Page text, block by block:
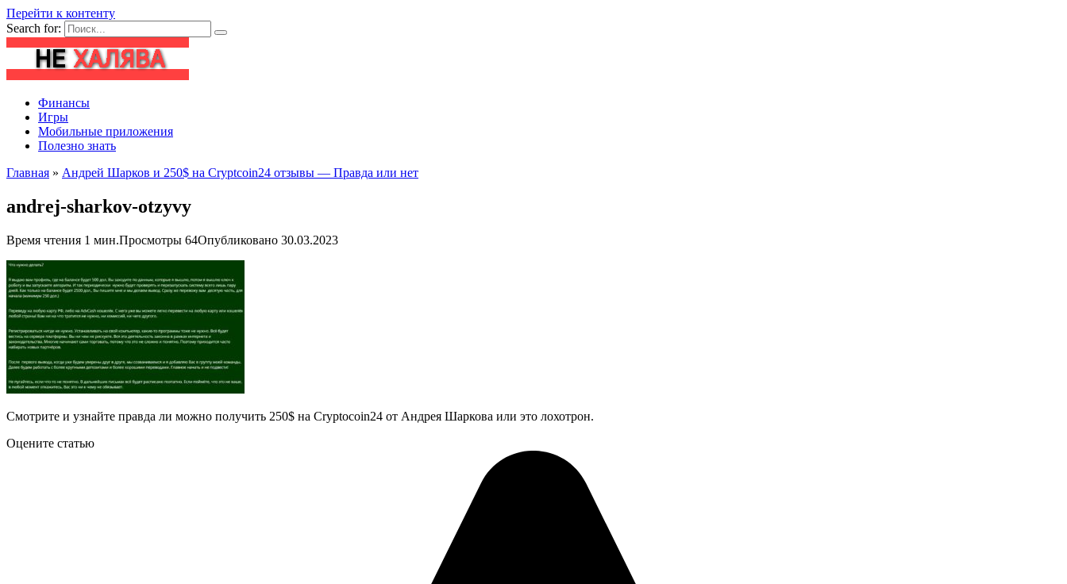
Перейти к контенту
Search for:
Финансы
Игры
Мобильные приложения
Полезно знать
Главная » Андрей Шарков и 250$ на Cryptcoin24 отзывы — Правда или нет
andrej-sharkov-otzyvy
Время чтения 1 мин.Просмотры 64Опубликовано 30.03.2023
Смотрите и узнайте правда ли можно получить 250$ на Cryptocoin24 от Андрея Шаркова или это лохотрон.
Оцените статью